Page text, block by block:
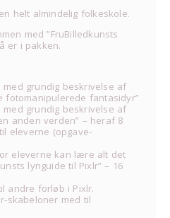
helt almindelig folkeskole.
med ”FruBilledkunsts
er i pakken.
grundig beskrivelse af
fotomanipulerede fantasidyr”
grundig beskrivelse af
anden verden” – heraf 8
eleverne (opgave-
eleverne kan lære alt det
lynguide til Pixlr” – 16
andre forløb i Pixlr.
skabeloner med til